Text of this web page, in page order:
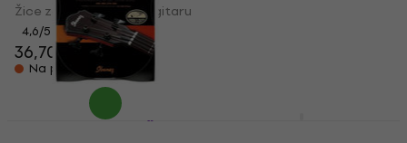
Žice za akustičnu bas gitaru
4,6/5
36,70 €
Na putu
Ibanez IABS4XC Žice